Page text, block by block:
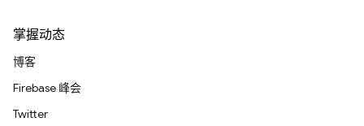
掌握动态
博客
Firebase 峰会
Twitter